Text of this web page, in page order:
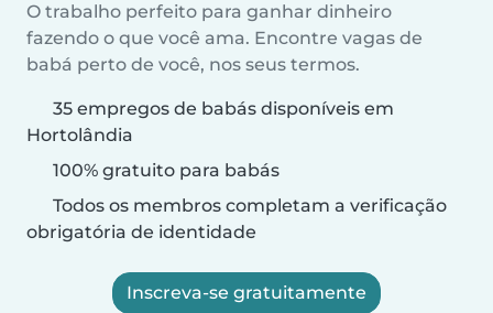
O trabalho perfeito para ganhar dinheiro
fazendo o que você ama. Encontre vagas de
babá perto de você, nos seus termos.
35 empregos de babás disponíveis em
Hortolândia
100% gratuito para babás
Todos os membros completam a verificação
obrigatória de identidade
Inscreva-se gratuitamente